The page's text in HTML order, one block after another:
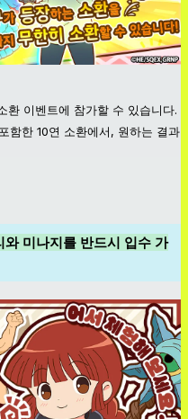
환 이벤트에 참가할 수 있습니다.
함한 10연 소환에서, 원하는 결과
미나지를 반드시 입수 가